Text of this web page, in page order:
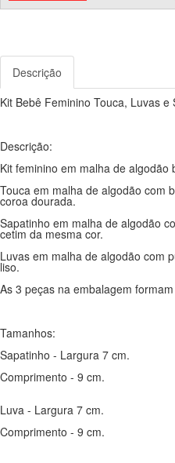
Descrição
Kit Bebê Feminino Touca, Luvas
Descrição:
Kit feminino em malha de
Touca em malha de algodão com
coroa dourada.
Sapatinho em malha de algodão
cetim da mesma cor.
Luvas em malha de algodão com
liso.
As 3 peças na embalagem
Tamanhos:
Sapatinho - Largura 7 cm.
Comprimento - 9 cm.
Luva - Largura 7 cm.
Comprimento - 9 cm.